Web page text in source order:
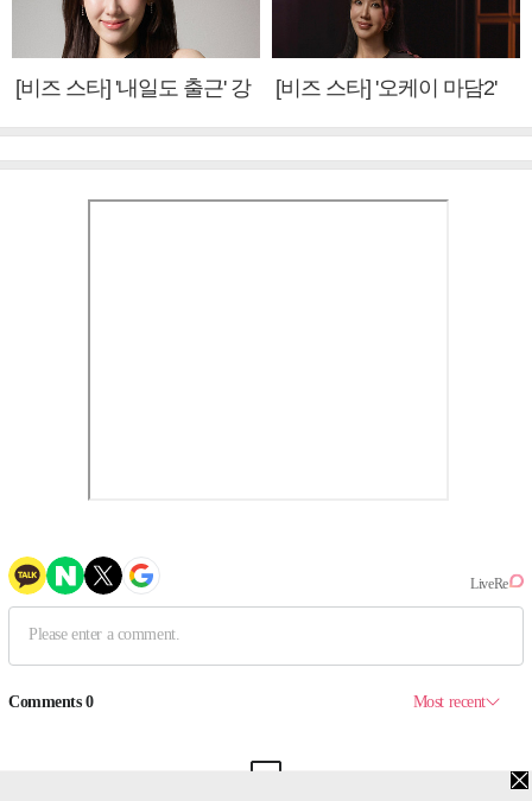
[비즈 스타] '내일도 출근' 강
[비즈 스타] '오케이 마담2'